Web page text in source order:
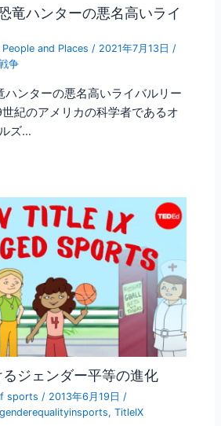
竜ハンターの悪名高いライ
and Places / 2021年7月13日/
争
ハンターの悪名高いライバルリー
紀のアメリカの科学者であるオ
ズ…
ジェンダー平等の進化
sports / 2013年6月19日/
genderequalityinsports,TitleIX